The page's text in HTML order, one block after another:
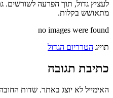
מתאושש בקלות.
no images were found
תוייג הטרריום הגדול
כתיבת תגובה
האימייל לא יוצג באתר. שדות